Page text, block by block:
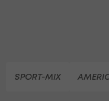
SPORT-MIX